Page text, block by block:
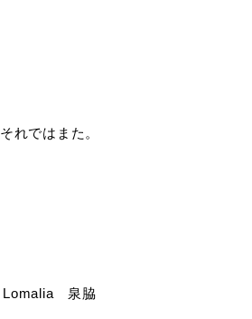
それではまた。
Lomalia 泉脇